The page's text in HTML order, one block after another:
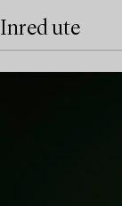
Inred ute